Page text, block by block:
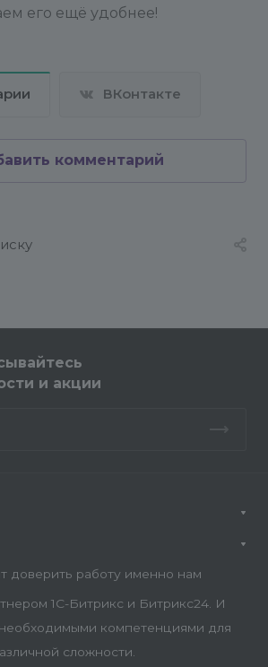
его ещё удобнее!
ВКонтакте
комментарий
и акции
доверить работу именно нам
1С-Битрикс и Битрикс24. И
компетенциями для
сложности.